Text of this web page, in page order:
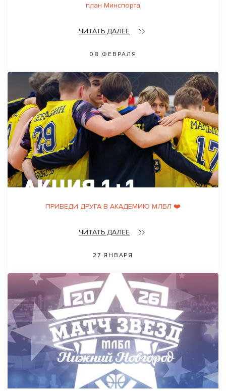
план Минспорта
ЧИТАТЬ ДАЛЕЕ
08 ФЕВРАЛЯ
ПРИВЕДИ ДРУГА В АКАДЕМИЮ МЛБЛ ❤️
ЧИТАТЬ ДАЛЕЕ
27 ЯНВАРЯ